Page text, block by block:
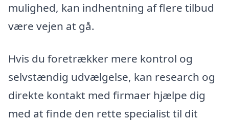
mulighed, kan indhentning af flere tilbud
være vejen at gå.
Hvis du foretrækker mere kontrol og
selvstændig udvælgelse, kan research og
direkte kontakt med firmaer hjælpe dig
med at finde den rette specialist til dit